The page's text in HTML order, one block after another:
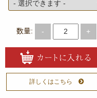
数量: - +
詳しくはこちら